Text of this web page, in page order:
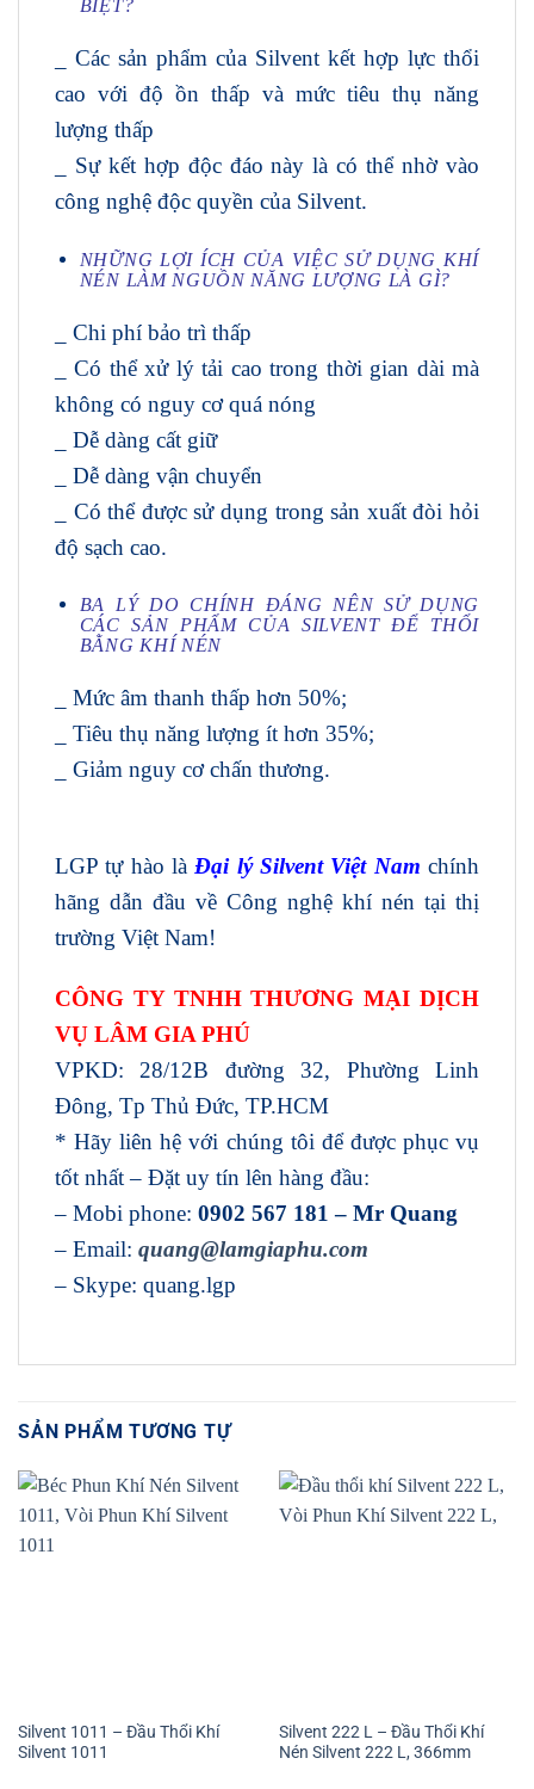
BIỆT?
_ Các sản phẩm của Silvent kết hợp lực thổi
cao với độ ồn thấp và mức tiêu thụ năng
lượng thấp
_ Sự kết hợp độc đáo này là có thể nhờ vào
công nghệ độc quyền của Silvent.
NHỮNG LỢI ÍCH CỦA VIỆC SỬ DỤNG KHÍ
NÉN LÀM NGUỒN NĂNG LƯỢNG LÀ GÌ?
_ Chi phí bảo trì thấp
_ Có thể xử lý tải cao trong thời gian dài mà
không có nguy cơ quá nóng
_ Dễ dàng cất giữ
_ Dễ dàng vận chuyển
_ Có thể được sử dụng trong sản xuất đòi hỏi
độ sạch cao.
BA LÝ DO CHÍNH ĐÁNG NÊN SỬ DỤNG
CÁC SẢN PHẨM CỦA SILVENT ĐỂ THỔI
BẰNG KHÍ NÉN
_ Mức âm thanh thấp hơn 50%;
_ Tiêu thụ năng lượng ít hơn 35%;
_ Giảm nguy cơ chấn thương.
LGP tự hào là Đại lý Silvent Việt Nam chính
hãng dẫn đầu về Công nghệ khí nén tại thị
trường Việt Nam!
CÔNG TY TNHH THƯƠNG MẠI DỊCH
VỤ LÂM GIA PHÚ
VPKD: 28/12B đường 32, Phường Linh
Đông, Tp Thủ Đức, TP.HCM
* Hãy liên hệ với chúng tôi để được phục vụ
tốt nhất – Đặt uy tín lên hàng đầu:
– Mobi phone: 0902 567 181 – Mr Quang
– Email: quang@lamgiaphu.com
– Skype: quang.lgp
SẢN PHẨM TƯƠNG TỰ
Silvent 1011 – Đầu Thổi Khí
Silvent 1011
Silvent 222 L – Đầu Thổi Khí
Nén Silvent 222 L, 366mm